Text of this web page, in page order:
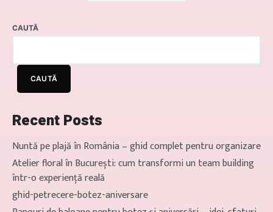
[…]
CAUTĂ
CAUTĂ
Recent Posts
Nuntă pe plajă în România – ghid complet pentru organizare
Atelier floral în București: cum transformi un team building
într-o experiență reală
ghid-petrecere-botez-aniversare